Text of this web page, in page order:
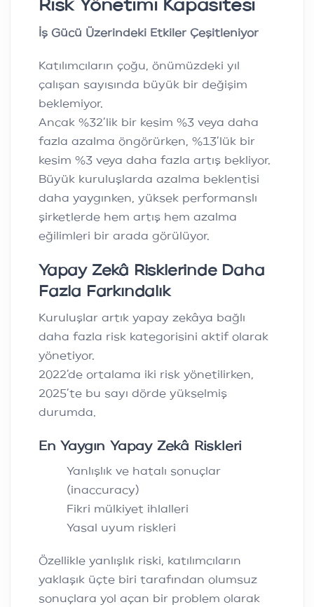
Risk Yönetimi Kapasitesi
İş Gücü Üzerindeki Etkiler Çeşitleniyor
Katılımcıların çoğu, önümüzdeki yıl
çalışan sayısında büyük bir değişim
beklemiyor.
Ancak %32’lik bir kesim %3 veya daha
fazla azalma öngörürken, %13’lük bir
kesim %3 veya daha fazla artış bekliyor.
Büyük kuruluşlarda azalma beklentisi
daha yaygınken, yüksek performanslı
şirketlerde hem artış hem azalma
eğilimleri bir arada görülüyor.
Yapay Zekâ Risklerinde Daha
Fazla Farkındalık
Kuruluşlar artık yapay zekâya bağlı
daha fazla risk kategorisini aktif olarak
yönetiyor.
2022’de ortalama iki risk yönetilirken,
2025’te bu sayı dörde yükselmiş
durumda.
En Yaygın Yapay Zekâ Riskleri
Yanlışlık ve hatalı sonuçlar
(inaccuracy)
Fikri mülkiyet ihlalleri
Yasal uyum riskleri
Özellikle yanlışlık riski, katılımcıların
yaklaşık üçte biri tarafından olumsuz
sonuçlara yol açan bir problem olarak